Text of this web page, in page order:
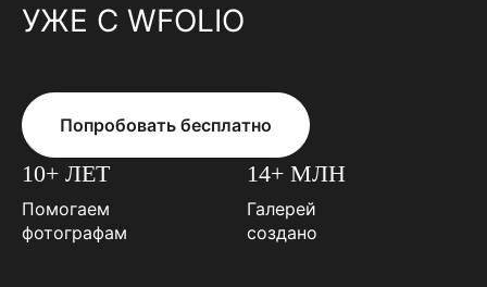
УЖЕ С WFOLIO
Попробовать бесплатно
10+ ЛЕТ
Помогаем
фотографам
14+ МЛН
Галерей
создано